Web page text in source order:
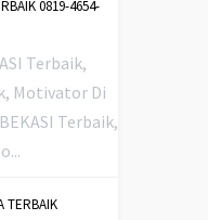
0819-4654-
Terbaik,
Motivator Di
Terbaik,
TERBAIK